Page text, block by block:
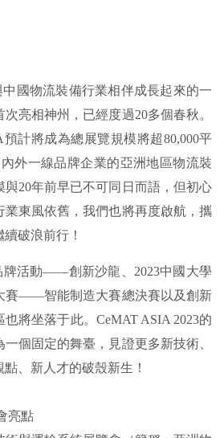
國物流裝備行業相伴成長起來的一
亮相神州，已經度過20多個春秋。
預計將成為總展覽規模將超80,000平
外一線品牌企業的亞洲地區物流裝
20年前早已不可同日而語，但初心
業東風依舊，我們也將再度啟航，攜
破浪前行！
牌活動——創新沙龍、2023中國大學
賽——智能制造大賽總決賽以及創新
將坐落于此。CeMAT ASIA 2023的
個固定的舞臺，見證更多新技術、
、新人才的破殼新生！
亮點